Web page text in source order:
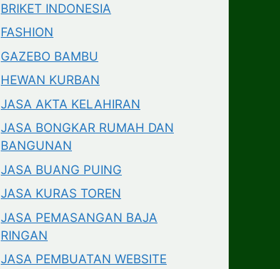
BRIKET INDONESIA
FASHION
GAZEBO BAMBU
HEWAN KURBAN
JASA AKTA KELAHIRAN
JASA BONGKAR RUMAH DAN
BANGUNAN
JASA BUANG PUING
JASA KURAS TOREN
JASA PEMASANGAN BAJA
RINGAN
JASA PEMBUATAN WEBSITE